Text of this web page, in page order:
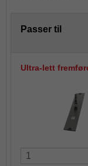
Passer til
Ultra-lett